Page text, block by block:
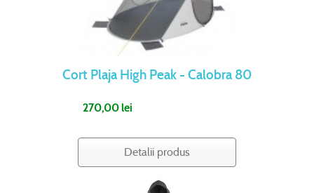
Cort Plaja High Peak - Calobra 80
270,00 lei
Detalii produs